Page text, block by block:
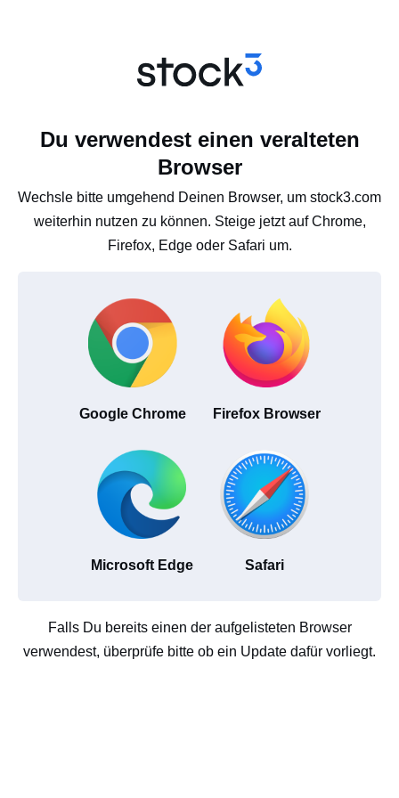
Du verwendest einen veralteten
Browser
Wechsle bitte umgehend Deinen Browser, um stock3.com
weiterhin nutzen zu können. Steige jetzt auf Chrome,
Firefox, Edge oder Safari um.
Google Chrome Firefox Browser
Microsoft Edge Safari
Falls Du bereits einen der aufgelisteten Browser
verwendest, überprüfe bitte ob ein Update dafür vorliegt.